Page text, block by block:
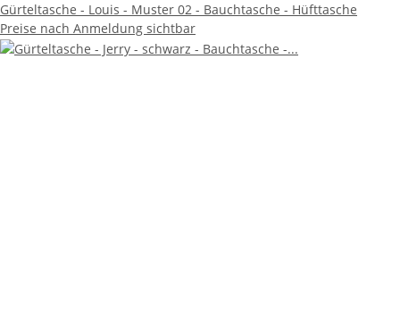
Gürteltasche - Louis - Muster 02 - Bauchtasche - Hüfttasche
Preise nach Anmeldung sichtbar